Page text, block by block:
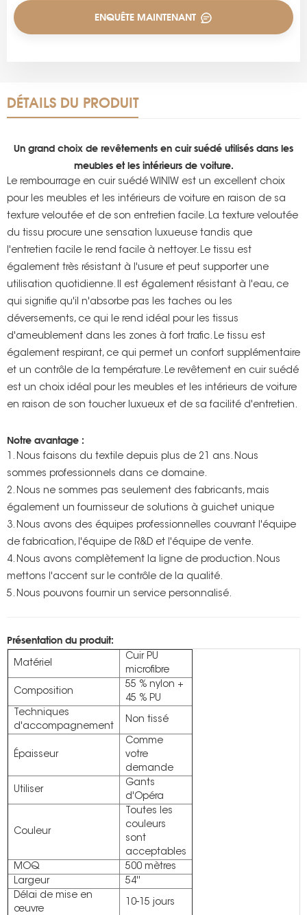
ENQUÊTE MAINTENANT
DÉTAILS DU PRODUIT
Un grand choix de revêtements en cuir suédé utilisés dans les
meubles et les intérieurs de voiture.
Le rembourrage en cuir suédé WINIW est un excellent choix
pour les meubles et les intérieurs de voiture en raison de sa
texture veloutée et de son entretien facile. La texture veloutée
du tissu procure une sensation luxueuse tandis que
l'entretien facile le rend facile à nettoyer. Le tissu est
également très résistant à l'usure et peut supporter une
utilisation quotidienne. Il est également résistant à l'eau, ce
qui signifie qu'il n'absorbe pas les taches ou les
déversements, ce qui le rend idéal pour les tissus
d'ameublement dans les zones à fort trafic. Le tissu est
également respirant, ce qui permet un confort supplémentaire
et un contrôle de la température. Le revêtement en cuir suédé
est un choix idéal pour les meubles et les intérieurs de voiture
en raison de son toucher luxueux et de sa facilité d'entretien.
Notre avantage :
1. Nous faisons du textile depuis plus de 21 ans. Nous
sommes professionnels dans ce domaine.
2. Nous ne sommes pas seulement des fabricants, mais
également un fournisseur de solutions à guichet unique
3. Nous avons des équipes professionnelles couvrant l'équipe
de fabrication, l'équipe de R&D et l'équipe de vente.
4. Nous avons complètement la ligne de production. Nous
mettons l'accent sur le contrôle de la qualité.
5. Nous pouvons fournir un service personnalisé.
Présentation du produit:
Matériel
Cuir PU
microfibre
Composition
55 % nylon +
45 % PU
Techniques
d'accompagnement
Non tissé
Épaisseur
Comme
votre
demande
Utiliser
Gants
d'Opéra
Couleur
Toutes les
couleurs
sont
acceptables
MOQ
500 mètres
Largeur
54''
Délai de mise en
œuvre
10-15 jours